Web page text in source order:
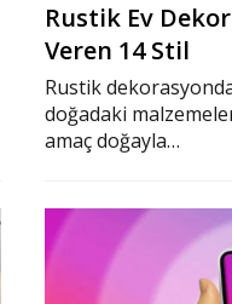
Rustik Ev
Veren 14 Stil
Rustik
doğadaki
amaç doğayla…